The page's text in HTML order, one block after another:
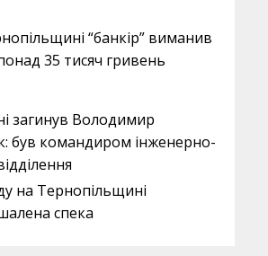
“банкір” виманив
35 тисяч гривень
загинув Володимир
був командиром інженерно-
на Тернопільщині
спека